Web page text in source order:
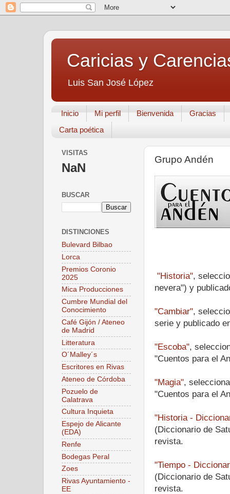
Caricias y
Luis San José López
Inicio Mi perfil Bienvenida
Gracias
Carta poética
Grupo Andén
"Historia",
nevera") y
"Cambiar",
serie y publicado
"Escoba",
"Cuentos para el
"Magia",
"Cuentos para el
"Historia -
(Diccionario de
revista.
"Tiempo -
(Diccionario de
revista.
VISITAS
NaN
BUSCAR
DISTINCIONES
Bulevard Bilbao
Lorca
Premios Coronio
2025
Mica Producciones
Cumbre Mundial del
Conocimiento
Café Gijón / Ateneo
de Madrid
Litteratura
O´Malley´s
Escritores en Rivas
Ateneo de Córdoba
Pozuelo de
Calatrava
Cultura Inquieta
Espejo de Alicante
(EDA)
Renfe
Bodegas Peral
Zoes
Rivas Ayuntamiento -
EE